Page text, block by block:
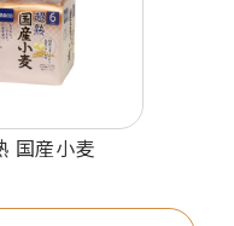
国産小麦